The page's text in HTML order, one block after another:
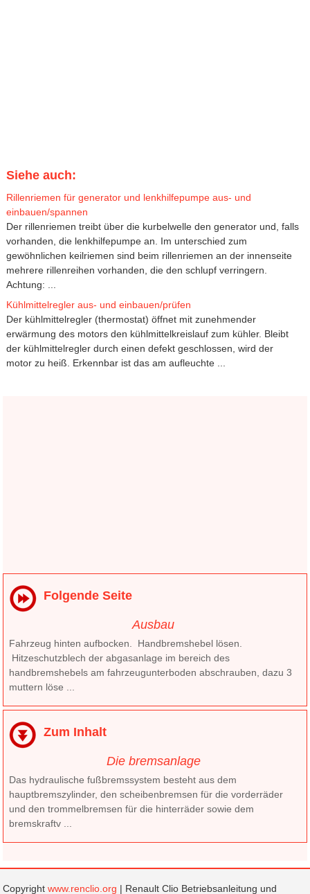
Siehe auch:
Rillenriemen für generator und lenkhilfepumpe aus- und
einbauen/spannen
Der rillenriemen treibt über die kurbelwelle den generator und, falls
vorhanden, die lenkhilfepumpe an. Im unterschied zum
gewöhnlichen keilriemen sind beim rillenriemen an der innenseite
mehrere rillenreihen vorhanden, die den schlupf verringern.
Achtung: ...
Kühlmittelregler aus- und einbauen/prüfen
Der kühlmittelregler (thermostat) öffnet mit zunehmender
erwärmung des motors den kühlmittelkreislauf zum kühler. Bleibt
der kühlmittelregler durch einen defekt geschlossen, wird der
motor zu heiß. Erkennbar ist das am aufleuchte ...
Folgende Seite
Ausbau
Fahrzeug hinten aufbocken. Handbremshebel lösen.
Hitzeschutzblech der abgasanlage im bereich des
handbremshebels am fahrzeugunterboden abschrauben, dazu 3
muttern löse ...
Zum Inhalt
Die bremsanlage
Das hydraulische fußbremssystem besteht aus dem
hauptbremszylinder, den scheibenbremsen für die vorderräder
und den trommelbremsen für die hinterräder sowie dem
bremskraftv ...
Copyrightwww.renclio.org | Renault Clio Betriebsanleitung und